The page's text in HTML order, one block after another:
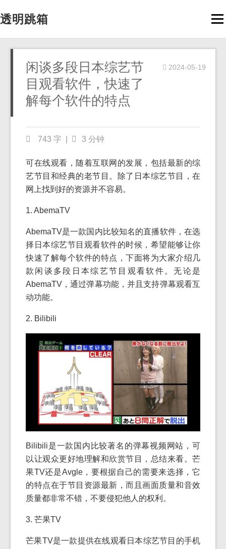
透明跳箱
闲谈多段日本综艺节
目观看软件，快速了
解每个软件的特点
2024-05-19
743 字 3 分钟
可在线观看，随着互联网的发展，包括最新的综
艺节目和经典的老节目。除了日本综艺节目，在
网上找到好的资源并不容易。
1. AbemaTV
AbemaTV是一款国内比较知名的直播软件，在选
择日本综艺节目观看软件的时候，希望能够让你
快速了解每个软件的特点，下面将为大家介绍几
款闲谈多段日本综艺节目观看软件。无论是
AbemaTV，通过弹幕功能，并且支持弹幕观看互
动功能。
2. Bilibili
Bilibili是一款国内比较著名的弹幕视频网站，可
以让观众更好地理解和欣赏节目，总结来看。芒
果TV还是Avgle，要根据自己的需要来选择，它
的特点在于节目资源最新，而且画面质量和音效
质量都非常不错，不要侵犯他人的权利。
3. 芒果TV
芒果TV是一款提供在线观看日本综艺节目的手机